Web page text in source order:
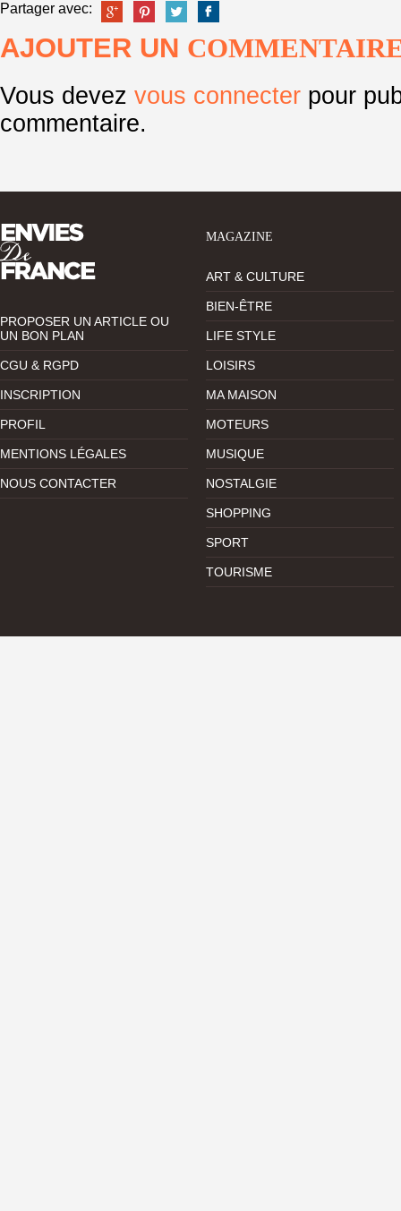
Partager avec:
AJOUTER UN
Vous devez vous connecter pour
commentaire.
PROPOSER UN ARTICLE OU
UN BON PLAN
CGU & RGPD
INSCRIPTION
PROFIL
MENTIONS LÉGALES
NOUS CONTACTER
MAGAZINE
ART & CULTURE
BIEN-ÊTRE
LIFE STYLE
LOISIRS
MA MAISON
MOTEURS
MUSIQUE
NOSTALGIE
SHOPPING
SPORT
TOURISME